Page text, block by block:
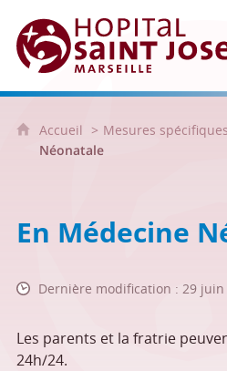
Hôpital
Accueil Mesures spécifiques
Néonatale
En Médecine
Dernière modification : 29 juin
Les parents et la fratrie
24h/24.